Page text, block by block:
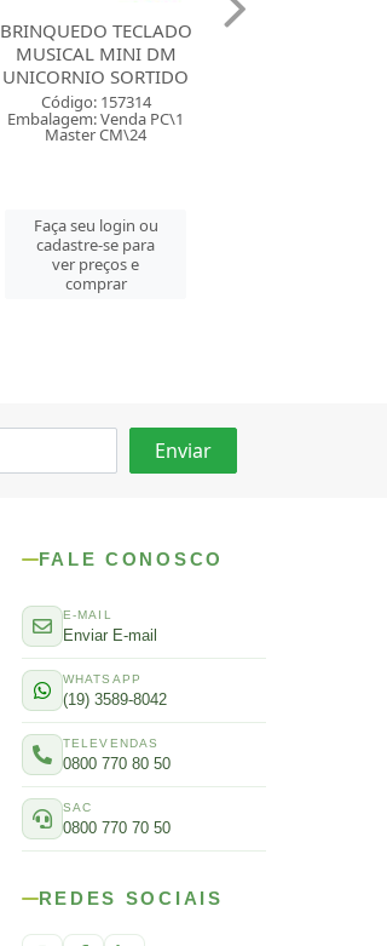
BRINQUEDO GUITARRA
INFANTIL PREMIUM P&F
Código: 157315
Embalagem: Venda PC\1
Master CM\6
Faça seu login ou
cadastre-se para
ver preços e
comprar
FALE CONOSCO
E-MAIL
Enviar E-mail
WHATSAPP
(19) 3589-8042
TELEVENDAS
0800 770 80 50
SAC
0800 770 70 50
REDES SOCIAIS